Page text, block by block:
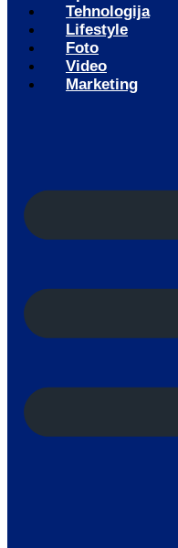
Tehnologija
Lifestyle
Foto
Video
Marketing